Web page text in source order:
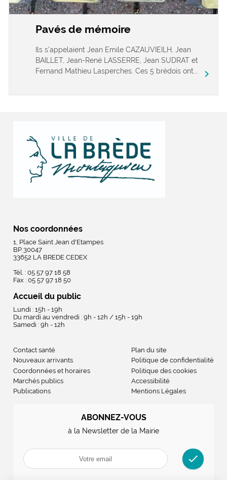
Pavés de mémoire
Ils s’appelaient Jean Emile CAZAUVIEILH, Jean
BAILLET, Jean-René LASSERRE, Jean SUDRAT et
Fernand Mathieu Lasperches. Ces 5 brédois ont...
chevron_right
Nos coordonnées
1, Place Saint Jean d'Etampes
BP 30047
33652 LA BREDE CEDEX
Tél. : 05 57 97 18 58
Fax : 05 57 97 18 50
Accueil du public
Lundi : 15h - 19h
Du mardi au vendredi : 9h - 12h / 15h - 19h
Samedi : 9h - 12h
Contact santé
Nouveaux arrivants
Coordonnées et horaires
Marchés publics
Publications
Plan du site
Politique de confidentialité
Politique des cookies
Accessibilité
Mentions Légales
ABONNEZ-VOUS
à la Newsletter de la Mairie
check